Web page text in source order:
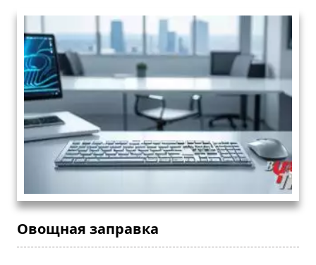
Овощная заправка